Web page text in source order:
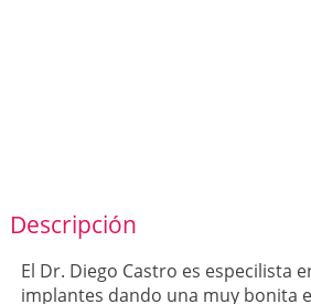
Descripción
El Dr. Diego Castro es especilista
implantes dando una muy bonita